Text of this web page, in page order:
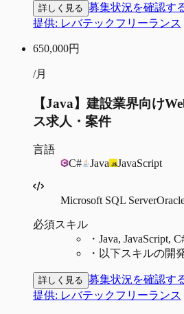
詳しく見る 募集状況を確認す
提供: レバテックフリーランス
650,000円
/月
【Java】建設業界向け
ス求人・案件
言語
C#
Java JavaScript
Microsoft SQL Server
必須スキル
・ Java, JavaScript,
・ 以下スキルの開
詳しく見る 募集状況を確認す
提供: レバテックフリーランス